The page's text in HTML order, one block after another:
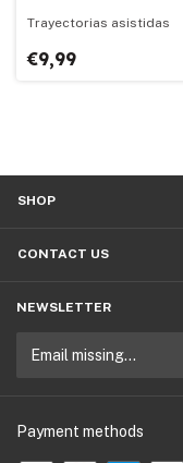
Trayectorias asistidas
€9,99
SHOP
CONTACT US
NEWSLETTER
Payment methods